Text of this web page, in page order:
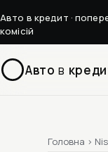
Авто в кредит ·
комісій
Авто в
Головна ›